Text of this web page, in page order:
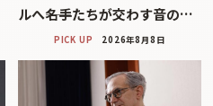
ルへ――名手たちが交わす音の…
PICK UP 2026年8月8日